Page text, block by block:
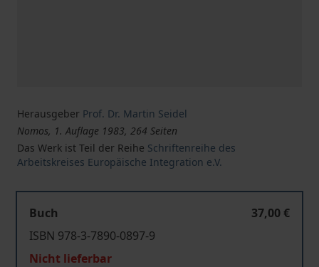
Herausgeber Prof. Dr. Martin Seidel
Nomos, 1. Auflage 1983, 264 Seiten
Das Werk ist Teil der Reihe Schriftenreihe des
Arbeitskreises Europäische Integration e.V.
Buch
37,00 €
ISBN 978-3-7890-0897-9
Nicht lieferbar